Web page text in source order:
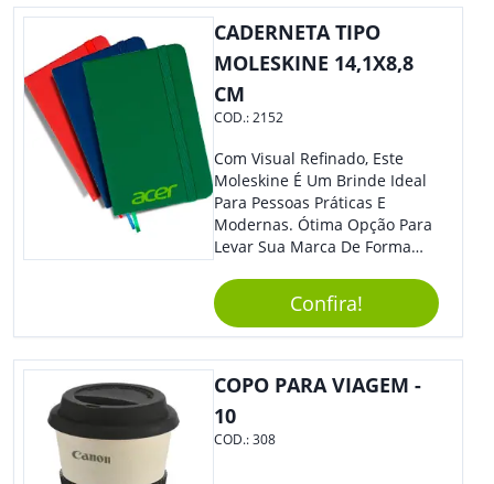
CADERNETA TIPO
MOLESKINE 14,1X8,8
CM
COD.:2152
Com Visual Refinado, Este
Moleskine É Um Brinde Ideal
Para Pessoas Práticas E
Modernas. Ótima Opção Para
Levar Sua Marca De Forma
Sua Empresa Em Eventos,
Reuniões Corporativas Ou Até
Mesmo Para Presentear
Colaboradores E Parceiros De
Sua Empresa.
Confira!
COPO PARA VIAGEM -
10
COD.:308